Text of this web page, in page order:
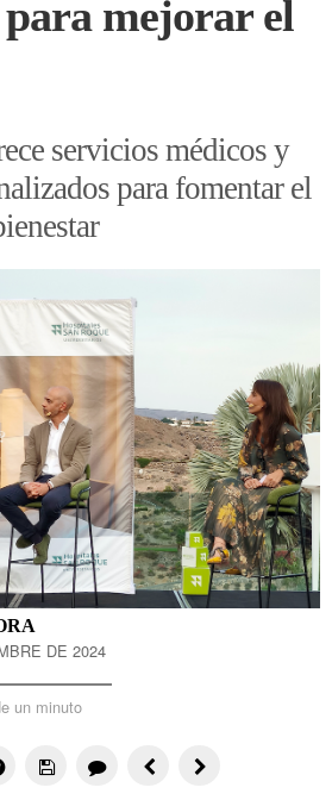
mejorar el
servicios médicos y
para fomentar el
DE 2024
un minuto